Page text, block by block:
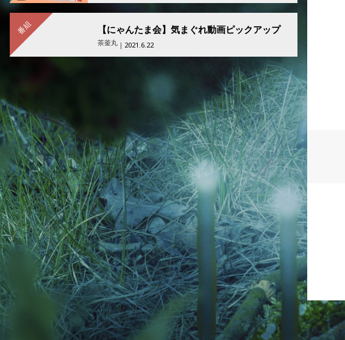
番組 【にゃんたま会】気まぐれ動画ピックアップ
茶釜丸 ｜2021.6.22